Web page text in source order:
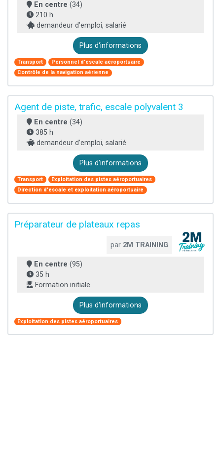
En centre (34)
210 h
demandeur d’emploi, salarié
Plus d'informations
Transport
Personnel d'escale aéroportuaire
Contrôle de la navigation aérienne
Agent de piste, trafic, escale polyvalent 3
En centre (34)
385 h
demandeur d’emploi, salarié
Plus d'informations
Transport
Exploitation des pistes aéroportuaires
Direction d'escale et exploitation aéroportuaire
Préparateur de plateaux repas
par 2M TRAINING
En centre (95)
35 h
Formation initiale
Plus d'informations
Exploitation des pistes aéroportuaires